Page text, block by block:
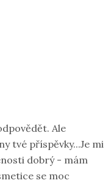
Ale
tvé příspěvky...Je mi
dobrý - mám
se moc